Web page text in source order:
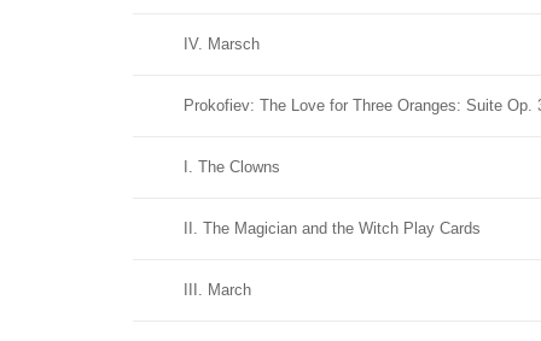
IV. Marsch
Prokofiev: The Love for Three Oranges: Suite Op.
I. The Clowns
II. The Magician and the Witch Play Cards
III. March